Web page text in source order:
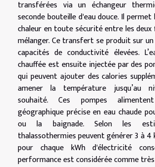
transférées via un échangeur
seconde bouteille d'eau douce. Il
chaleur en toute sécurité entre les deux
mélanger. Ce transfert se produit sur un
capacités de conductivité élevées.
chauffée est ensuite injectée par des
qui peuvent ajouter des calories
amener la température jusqu’au
souhaité. Ces pompes
géographique précise en eau chaude
ou la baignade. Selon les
thalassothermies peuvent générer 3 à 4
pour chaque kWh d'électricité
performance est considérée comme